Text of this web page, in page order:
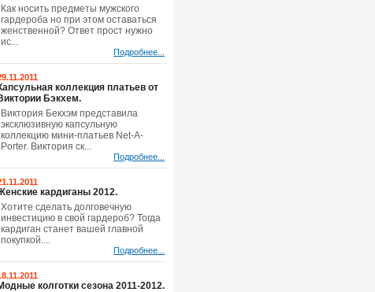
Как носить предметы мужского
гардероба но при этом оставаться
женственной? Ответ прост нужно
ис...
Подробнее...
коллекция платьев от
Бэкхем.
Виктория Бекхэм представила
эксклюзивную капсульную
коллекцию мини-платьев Net-A-
Porter. Виктория ск...
Подробнее...
кардиганы 2012.
Хотите сделать долговечную
инвестицию в свой гардероб? Тогда
кардиган станет вашей главной
покупкой....
Подробнее...
колготки сезона 2011-2012.